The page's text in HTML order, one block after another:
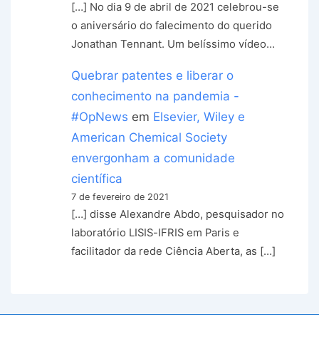
[…] No dia 9 de abril de 2021 celebrou-se
o aniversário do falecimento do querido
Jonathan Tennant. Um belíssimo vídeo…
Quebrar patentes e liberar o
conhecimento na pandemia -
#OpNews em Elsevier, Wiley e
American Chemical Society
envergonham a comunidade
científica
7 de fevereiro de 2021
[…] disse Alexandre Abdo, pesquisador no
laboratório LISIS-IFRIS em Paris e
facilitador da rede Ciência Aberta, as […]